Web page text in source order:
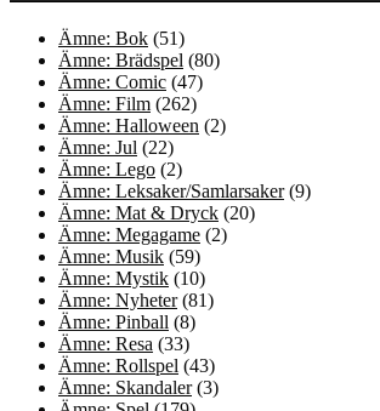
Ämne: Bok (51)
Ämne: Brädspel (80)
Ämne: Comic (47)
Ämne: Film (262)
Ämne: Halloween (2)
Ämne: Jul (22)
Ämne: Lego (2)
Ämne: Leksaker/Samlarsaker(9)
Ämne: Mat & Dryck (20)
Ämne: Megagame (2)
Ämne: Musik (59)
Ämne: Mystik (10)
Ämne: Nyheter(81)
Ämne: Pinball (8)
Ämne: Resa (33)
Ämne: Rollspel (43)
Ämne: Skandaler(3)